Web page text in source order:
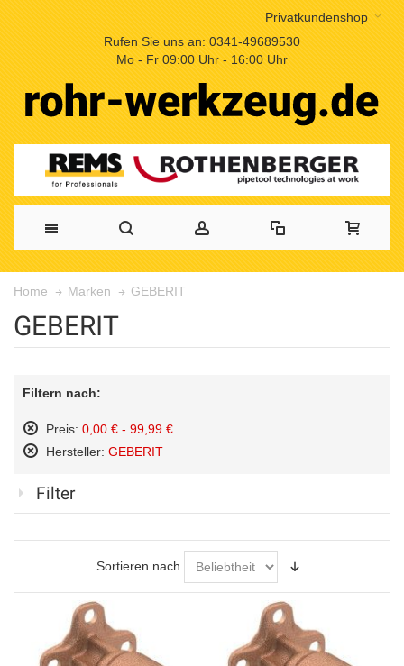
Privatkundenshop
Rufen Sie uns an: 0341-49689530
Mo - Fr 09:00 Uhr - 16:00 Uhr
Home Marken GEBERIT
GEBERIT
Filtern nach:
Preis: 0,00 € - 99,99 €
Diesen
Artikel
Hersteller: GEBERIT
Artikel
entfernen
Filter
Sortieren nach